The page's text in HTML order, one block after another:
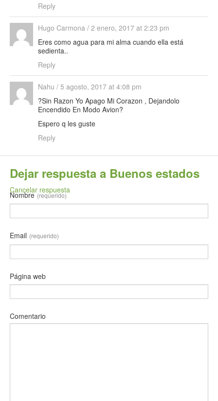
Reply
Hugo Carmona / 2 enero, 2017 at 2:23 pm
Eres como agua para mi alma cuando ella está
sedienta..
Reply
Nahu / 5 agosto, 2017 at 4:08 pm
?Sin Razon Yo Apago Mi Corazon , Dejandolo
Encendido En Modo Avion?
Espero q les guste
Reply
Dejar respuesta a Buenos estados
Cancelar respuesta
Nombre (requerido)
Email (requerido)
Página web
Comentario